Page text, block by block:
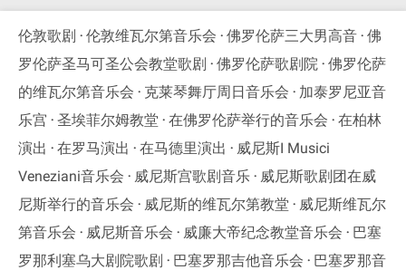
伦敦歌剧 伦敦维瓦尔第音乐会 佛罗伦萨三大男高音 佛
罗伦萨圣马可圣公会教堂歌剧
佛罗伦萨歌剧院 佛罗伦萨
的维瓦尔第音乐会
克莱琴舞厅周日音乐会
加泰罗尼亚音
乐宫
圣埃菲尔姆教堂 在佛罗伦萨举行的音乐会
在柏林
演出
在罗马演出 在马德里演出
威尼斯I Musici
Veneziani音乐会
威尼斯宫歌剧音乐
威尼斯歌剧团在威
尼斯举行的音乐会
威尼斯的维瓦尔第教堂
威尼斯维瓦尔
第音乐会
威尼斯音乐会 威廉大帝纪念教堂音乐会
巴塞
罗那利塞乌大剧院歌剧
巴塞罗那吉他音乐会
巴塞罗那音